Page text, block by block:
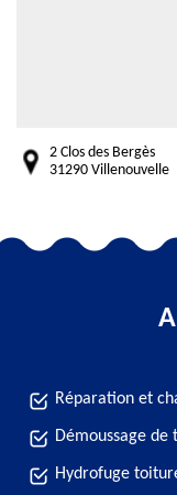
2 Clos des Bergès
31290 Villenouvelle
Réparation et
Démoussage
Hydrofuge